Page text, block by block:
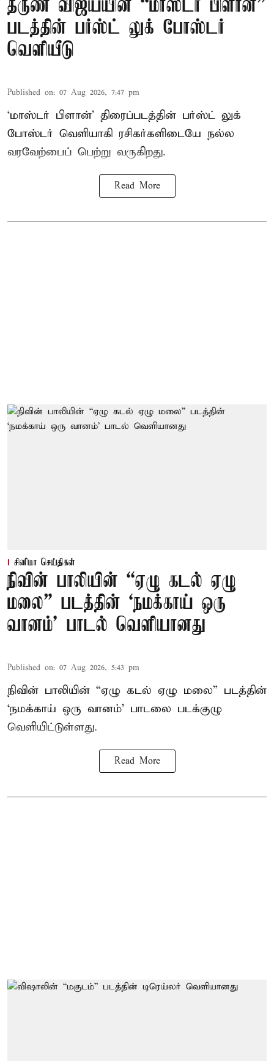
தருண் விஜய்யின் “மாஸ்டர் பிளான்”
படத்தின் பர்ஸ்ட் லுக் போஸ்டர்
வெளியீடு
Published on: 07 Aug 2026, 7:47 pm
‘மாஸ்டர் பிளான்’ திரைப்படத்தின் பர்ஸ்ட் லுக்
போஸ்டர் வெளியாகி ரசிகர்களிடையே நல்ல
வரவேற்பைப் பெற்று வருகிறது.
Read More
சினிமா செய்திகள்
நிவின் பாலியின் “ஏழு கடல் ஏழு
மலை” படத்தின் ‘நமக்காய் ஒரு
வானம்’ பாடல் வெளியானது
Published on: 07 Aug 2026, 5:43 pm
நிவின் பாலியின் “ஏழு கடல் ஏழு மலை” படத்தின்
‘நமக்காய் ஒரு வானம்’ பாடலை படக்குழு
வெளியிட்டுள்ளது.
Read More